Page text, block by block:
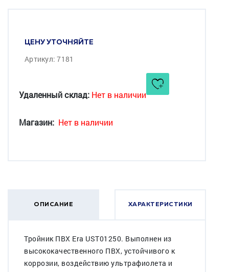
ЦЕНУ УТОЧНЯЙТЕ
Артикул: 7181
Удаленный склад: Нет в наличии
Магазин: Нет в наличии
ОПИСАНИЕ ХАРАКТЕРИСТИКИ
Тройник ПВХ Era UST01250. Выполнен из
высококачественного ПВХ, устойчивого к
коррозии, воздействию ультрафиолета и